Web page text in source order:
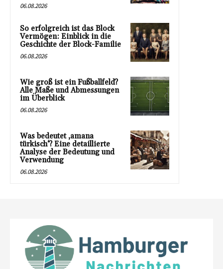
06.08.2026
So erfolgreich ist das Block
Vermögen: Einblick in die
Geschichte der Block-Familie
06.08.2026
Wie groß ist ein Fußballfeld?
Alle Maße und Abmessungen
im Überblick
06.08.2026
Was bedeutet ‚amana
türkisch‘? Eine detaillierte
Analyse der Bedeutung und
Verwendung
06.08.2026